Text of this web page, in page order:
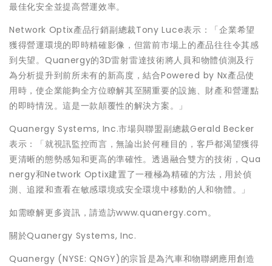
最佳化安全並提高營運效率。
Network Optix產品行銷副總裁Tony Luce表示：「企業希望
獲得營運環境的即時精確影像，但當前市場上的產品往往令其感
到失望。Quanergy的3D雷射雷達技術將人員和物體偵測及行
為分析提升到前所未有的新高度，結合Powered by Nx產品使
用時，使企業能夠全方位瞭解其至關重要的設施、財產和營運點
的即時情況。這是一款顛覆性的解決方案。」
Quanergy Systems, Inc.市場與聯盟副總裁Gerald Becker
表示：「就視訊監控而言，無論出於何種目的，客戶都渴望獲得
更清晰的態勢感知和更高的準確性。透過融合雙方的技術，Qua
nergy和Network Optix建置了一種極為精確的方法，用於偵
測、追蹤和查看在敏感環境或安全環境中移動的人和物體。」
如需瞭解更多資訊，請造訪www.quanergy.com。
關於Quanergy Systems, Inc.
Quanergy (NYSE: QNGY)的宗旨是為汽車和物聯網應用創造